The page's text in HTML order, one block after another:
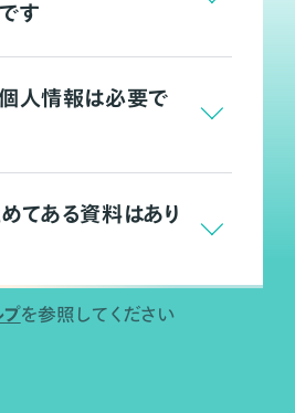
す
人情報は必要で
てある資料はあり
を参照してください